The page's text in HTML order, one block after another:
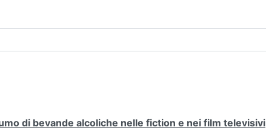
di bevande alcoliche nelle fiction e nei film televisivi